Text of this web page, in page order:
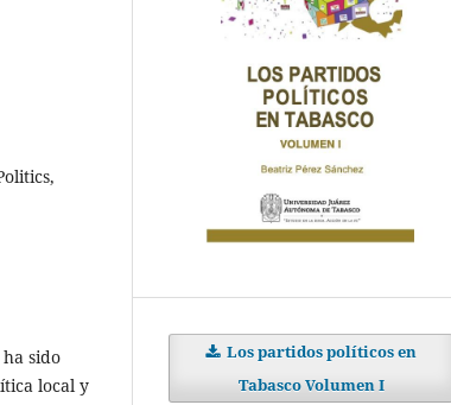
sido
local y
Los partidos políticos en
Tabasco Volumen I